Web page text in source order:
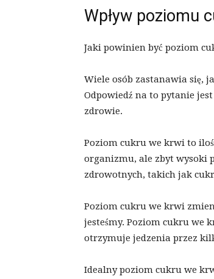
Wpływ poziomu
Jaki powinien być poziom
Wiele osób zastanawia się,
Odpowiedź na to pytanie
zdrowie.
Poziom cukru we krwi to
organizmu, ale zbyt wysoki
zdrowotnych, takich jak
Poziom cukru we krwi
jesteśmy. Poziom cukru we
otrzymuje jedzenia przez
Idealny poziom cukru we